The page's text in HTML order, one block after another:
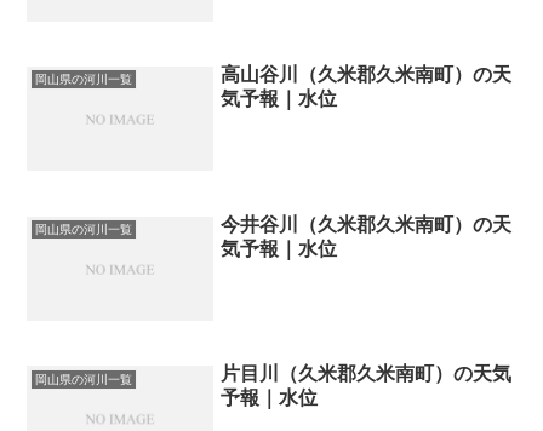
岡山県の河川一覧
高山谷川（久米郡久米南町）の天
気予報｜水位
岡山県の河川一覧
今井谷川（久米郡久米南町）の天
気予報｜水位
岡山県の河川一覧
片目川（久米郡久米南町）の天気
予報｜水位